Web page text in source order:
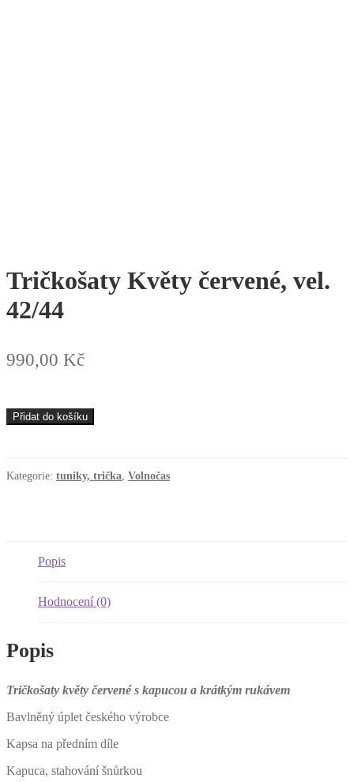
Tričkošaty Květy červené, vel.
42/44
990,00 Kč
Tričkošaty
Květy
42/44
množství
Přidat do košíku
Kategorie: tuniky, trička Volnočas
Popis
Hodnocení (0)
Popis
Tričkošaty květy červené s kapucou a krátkým rukávem
Bavlněný úplet českého výrobce
Kapsa na předním díle
Kapuca, stahování šnůrkou